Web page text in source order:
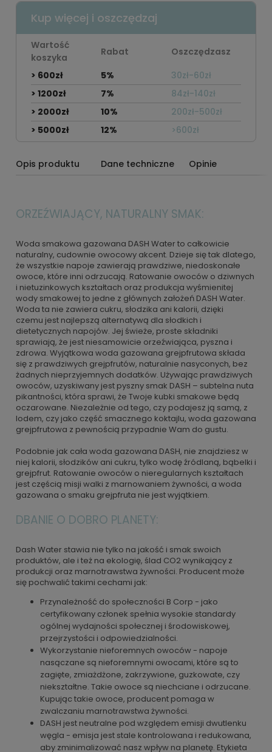
Kup więcej i oszczędzaj
Wartość
koszyka
Rabat
Oszczędzasz
> 600zł
5%
30zł-60zł
> 1200zł
7%
84zł-140zł
> 2000zł
10%
200zł-500zł
> 5000zł
12% >600zł
Opis produktu Dane techniczne Opinie
ORZEŹWIAJĄCY, NATURALNY SMAK:
Woda smakowa gazowana DASH Water to całkowicie
naturalny, cudownie owocowy akcent. Dzieje się tak dlatego,
że wszystkie napoje zawierają prawdziwe, niedoskonałe
owoce, które inni odrzucają. Ratowanie owoców o dziwnych
i nietuzinkowych kształtach oraz produkcja wyśmienitej
wody smakowej to jedne z głównych założeń DASH Water.
Woda ta nie zawiera cukru, słodzika ani kalorii, dzięki
czemu jest najlepszą alternatywą dla słodkich i
dietetycznych napojów. Jej świeże, proste składniki
sprawiają, że jest niesamowicie orzeźwiająca, pyszna i
zdrowa. Wyjątkowa woda gazowana grejpfrutowa składa
się z prawdziwych grejpfrutów, naturalnie nasyconych, bez
żadnych nieprzyjemnych dodatków. Używając prawdziwych
owoców, uzyskiwany jest pyszny smak DASH – subtelna nuta
pikantności, która sprawi, że Twoje kubki smakowe będą
oczarowane. Niezależnie od tego, czy podajesz ją samą, z
lodem, czy jako część smacznego koktajlu, woda gazowana
grejpfrutowa z pewnością przypadnie Wam do gustu.
Podobnie jak cała woda gazowana DASH, nie znajdziesz w
niej kalorii, słodzików ani cukru, tylko wodę źródlaną, bąbelki i
grejpfrut. Ratowanie owoców o nieregularnych kształtach
jest częścią misji walki z marnowaniem żywności, a woda
gazowana o smaku grejpfruta nie jest wyjątkiem.
DBANIE O DOBRO PLANETY:
Dash Water stawia nie tylko na jakość i smak swoich
produktów, ale i też na ekologię, ślad CO2 wynikający z
produkcji oraz marnotrawstwa żywności. Producent może
się pochwalić takimi cechami jak:
Przynależność do społeczności B Corp - jako
certyfikowany członek spełnia wysokie standardy
ogólnej wydajności społecznej i środowiskowej,
przejrzystości i odpowiedzialności.
Wykorzystanie nieforemnych owoców - napoje
nasączane są nieforemnymi owocami, które są to
zagięte, zmiażdżone, zakrzywione, guzkowate, czy
niekształtne. Takie owoce są niechciane i odrzucane.
Kupując takie owoce, producent pomaga w
zwalczaniu marnotrawstwa żywności.
DASH jest neutralne pod względem emisji dwutlenku
węgla - emisja jest stale kontrolowana i redukowana,
aby zminimalizować nasz wpływ na planetę. Etykieta